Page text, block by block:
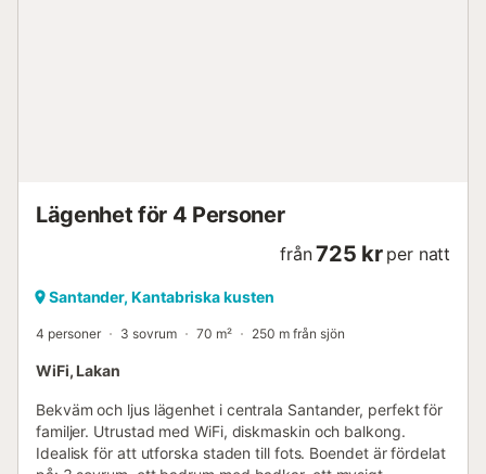
Lägenhet för 4 Personer
från 725 kr per natt
Santander, Kantabriska kusten
4 personer 3 sovrum 70 m² 250 m från sjön
WiFi, Lakan
Bekväm och ljus lägenhet i centrala Santander, perfekt för
familjer. Utrustad med WiFi, diskmaskin och balkong.
Idealisk för att utforska staden till fots. Boendet är fördelat